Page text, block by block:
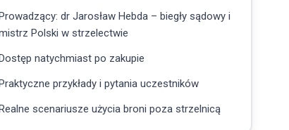
dr Jarosław Hebda – biegły sądowy i
Polski w strzelectwie
natychmiast po zakupie
przykłady i pytania uczestników
scenariusze użycia broni poza strzelnicą